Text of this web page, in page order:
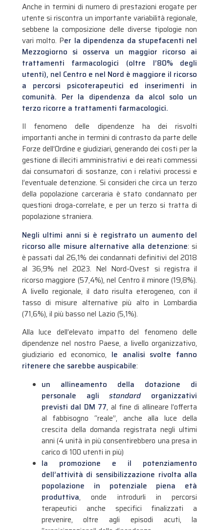
Anche in termini di numero di prestazioni erogate per
utente si riscontra un importante variabilità regionale,
sebbene la composizione delle diverse tipologie non
vari molto. Per la dipendenza da stupefacenti nel
Mezzogiorno si osserva un maggior ricorso ai
trattamenti farmacologici (oltre l’80% degli
utenti), nel Centro e nel Nord è maggiore il ricorso
a percorsi psicoterapeutici ed inserimenti in
comunità. Per la dipendenza da alcol solo un
terzo ricorre a trattamenti farmacologici.
Il fenomeno delle dipendenze ha dei risvolti
importanti anche in termini di contrasto da parte delle
Forze dell’Ordine e giudiziari, generando dei costi per la
gestione di illeciti amministrativi e dei reati commessi
dai consumatori di sostanze, con i relativi processi e
l’eventuale detenzione. Si consideri che circa un terzo
della popolazione carceraria è stato condannato per
questioni droga-correlate, e per un terzo si tratta di
popolazione straniera.
Negli ultimi anni si è registrato un aumento del
ricorso alle misure alternative alla detenzione: si
è passati dal 26,1% dei condannati definitivi del 2018
al 36,9% nel 2023. Nel Nord-Ovest si registra il
ricorso maggiore (57,4%), nel Centro il minore (19,8%).
A livello regionale, il dato risulta eterogeneo, con il
tasso di misure alternative più alto in Lombardia
(71,6%), il più basso nel Lazio (5,1%).
Alla luce dell’elevato impatto del fenomeno delle
dipendenze nel nostro Paese, a livello organizzativo,
giudiziario ed economico, le analisi svolte fanno
ritenere che sarebbe auspicabile:
un allineamento della dotazione di
personale aglistandardorganizzativi
previsti dal DM 77, al fine di allineare l’offerta
al fabbisogno “reale”, anche alla luce della
crescita della domanda registrata negli ultimi
anni (4 unità in più consentirebbero una presa in
carico di 100 utenti in più)
la promozione e il potenziamento
dell’attività di sensibilizzazione rivolta alla
popolazione in potenziale piena età
produttiva, onde introdurli in percorsi
terapeutici anche specifici finalizzati a
prevenire, oltre agli episodi acuti, la